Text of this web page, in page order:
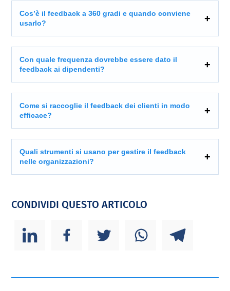
Cos’è il feedback a 360 gradi e quando conviene
usarlo?
Con quale frequenza dovrebbe essere dato il
feedback ai dipendenti?
Come si raccoglie il feedback dei clienti in modo
efficace?
Quali strumenti si usano per gestire il feedback
nelle organizzazioni?
CONDIVIDI QUESTO ARTICOLO